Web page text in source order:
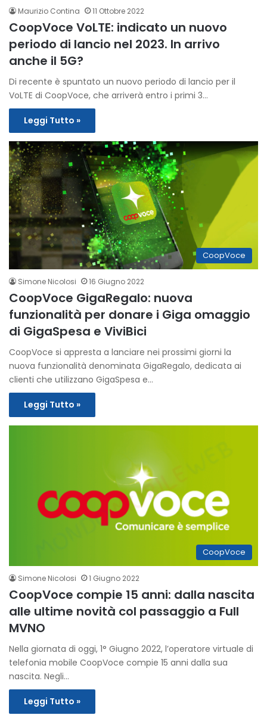
Maurizio Contina 11 Ottobre 2022
CoopVoce VoLTE: indicato un nuovo
periodo di lancio nel 2023. In arrivo
anche il 5G?
Di recente è spuntato un nuovo periodo di lancio per il
VoLTE di CoopVoce, che arriverà entro i primi 3…
Leggi Tutto »
CoopVoce
Simone Nicolosi 16 Giugno 2022
CoopVoce GigaRegalo: nuova
funzionalità per donare i Giga omaggio
di GigaSpesa e ViviBici
CoopVoce si appresta a lanciare nei prossimi giorni la
nuova funzionalità denominata GigaRegalo, dedicata ai
clienti che utilizzano GigaSpesa e…
Leggi Tutto »
CoopVoce
Simone Nicolosi 1 Giugno 2022
CoopVoce compie 15 anni: dalla nascita
alle ultime novità col passaggio a Full
MVNO
Nella giornata di oggi, 1° Giugno 2022, l’operatore virtuale di
telefonia mobile CoopVoce compie 15 anni dalla sua
nascita. Negli…
Leggi Tutto »